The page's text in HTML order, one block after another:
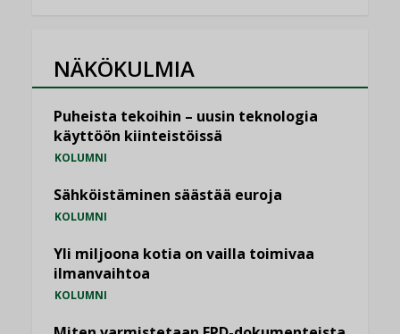
NÄKÖKULMIA
Puheista tekoihin – uusin teknologia
käyttöön kiinteistöissä
KOLUMNI
Sähköistäminen säästää euroja
KOLUMNI
Yli miljoona kotia on vailla toimivaa
ilmanvaihtoa
KOLUMNI